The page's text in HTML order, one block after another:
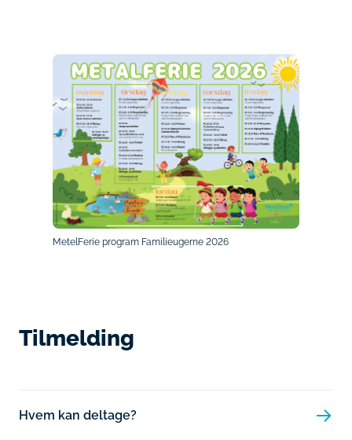
MetelFerie program Familieugerne 2026
Tilmelding
Hvem kan deltage?